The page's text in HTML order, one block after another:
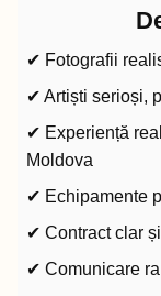
✔ Fotografii
✔ Artiști serioși,
✔ Experiență
Moldova
✔ Echipamente
✔ Contract clar
✔ Comunicare